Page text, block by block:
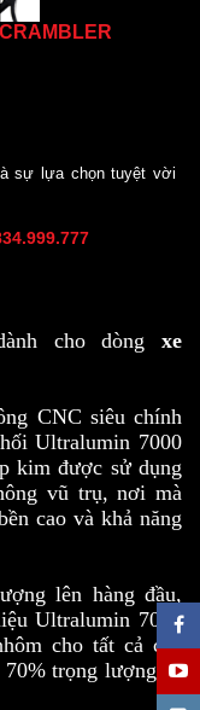
sự lựa chọn tuyệt vời
cho dòng xe
CNC siêu chính
Ultralumin 7000
kim được sử dụng
vũ trụ, nơi mà
cao và khả năng
lên hàng đầu,
Ultralumin 7000
cho tất cả các
trọng lượng so